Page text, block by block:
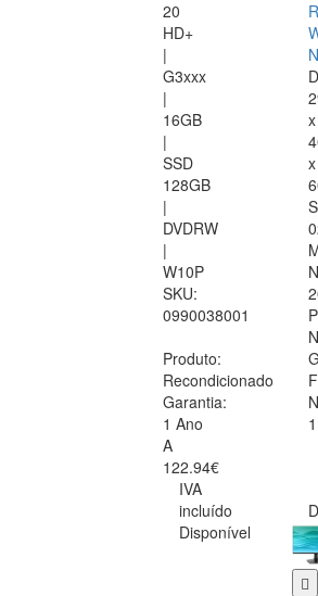
20
HD+
|
G3xxx
|
16GB
|
SSD
128GB
|
DVDRW
|
W10P
SKU:
0990038001
Produto:
Recondicionado
Garantia:
1 Ano
A
122.94€
IVA
incluído
Disponível
x
x
N